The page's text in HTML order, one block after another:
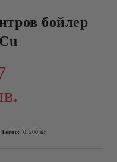
бойлер
Тегло: 0.500 кг